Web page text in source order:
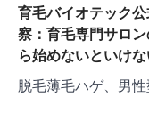
育毛バイオテック
察：育毛専門サロ
ら始めないといけ
脱毛薄毛ハゲ、男